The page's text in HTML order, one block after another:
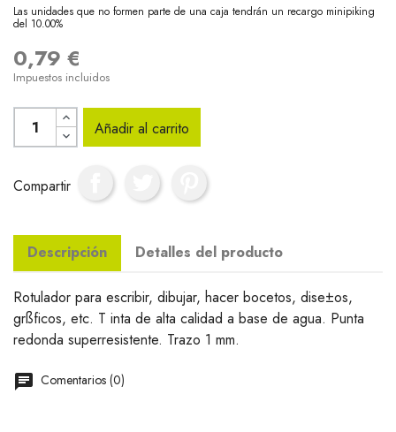
Las unidades que no formen parte de una caja tendrán un recargo minipiking
del 10.00%
0,79 €
Impuestos incluidos
Añadir al carrito
Compartir
Descripción Detalles del producto
Rotulador para escribir, dibujar, hacer bocetos, dise±os,
grßficos, etc. T inta de alta calidad a base de agua. Punta
redonda superresistente. Trazo 1 mm.
Comentarios (0)